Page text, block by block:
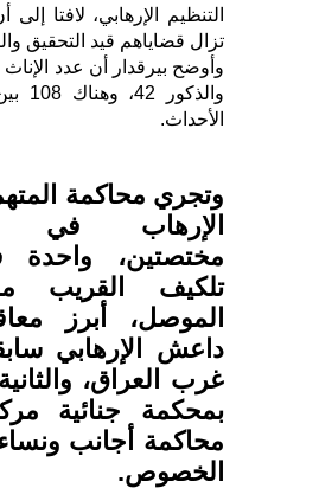
تزال قضاياهم قيد التحقيق
الأحداث.
وتجري محاكمة
الإرهاب في
مختصتين،
تلكيف القريب
الموصل، أبرز
داعش الإرهابي
غرب العراق،
بمحكمة جنائية
محاكمة أجانب
الخصوص.